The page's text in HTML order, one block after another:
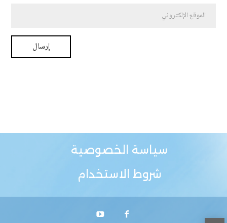
سياسة الخصوصية
شروط الاستخدام